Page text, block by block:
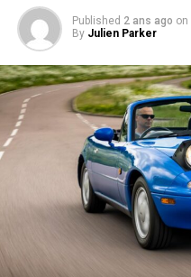
Published 2 ans ago on
By Julien Parker